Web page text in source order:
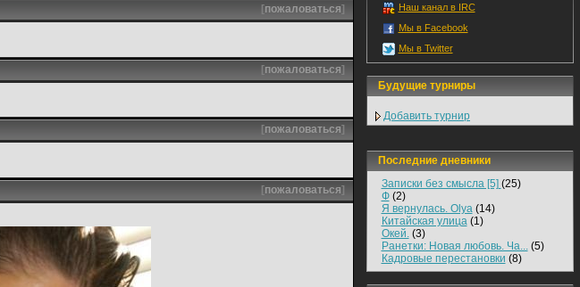
[пожаловаться]
[пожаловаться]
[пожаловаться]
[пожаловаться]
Наш канал в IRC
Мы в Facebook
Мы в Twitter
Будущие турниры
Добавить турнир
Последние дневники
Записки без смысла [5] (25)
Ф(2)
Я вернулась. Olya(14)
Китайская улица(1)
Окей.(3)
Ранетки: Новая любовь. Ча...(5)
Кадровые перестановки (8)